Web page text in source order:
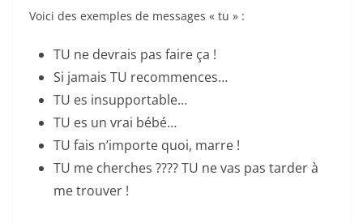
Voici des exemples de messages « tu » :
TU ne devrais pas faire ça !
Si jamais TU recommences…
TU es insupportable…
TU es un vrai bébé…
TU fais n’importe quoi, marre !
TU me cherches ???? TU ne vas pas tarder à
me trouver !